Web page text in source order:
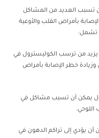
تسبب العديد من المشاكل
بأمراض القلب والأوعية
تشمل:
يزيد من ترسب الكوليسترول في
وزيادة خطر الإصابة بأمراض
يمكن أن تسبب مشاكل في
اللوحي.
أن يؤدي إلى تراكم الدهون في